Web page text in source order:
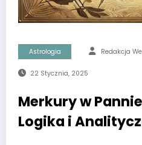
Astrologia Redakcja
22 Stycznia, 2025
Merkury w
Logika i